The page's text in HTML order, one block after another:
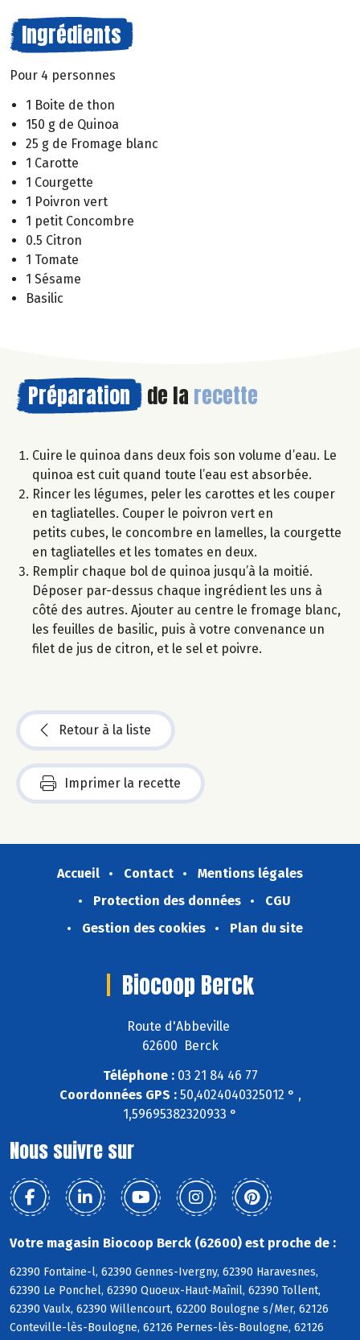
Ingrédients
Pour 4 personnes
1 Boite de thon
150 g de Quinoa
25 g de Fromage blanc
1 Carotte
1 Courgette
1 Poivron vert
1 petit Concombre
0.5 Citron
1 Tomate
1 Sésame
Basilic
Préparation de la recette
Cuire le quinoa dans deux fois son volume d’eau. Le
quinoa est cuit quand toute l’eau est absorbée.
Rincer les légumes, peler les carottes et les couper
en tagliatelles. Couper le poivron vert en
petits cubes, le concombre en lamelles, la courgette
en tagliatelles et les tomates en deux.
Remplir chaque bol de quinoa jusqu’à la moitié.
Déposer par-dessus chaque ingrédient les uns à
côté des autres. Ajouter au centre le fromage blanc,
les feuilles de basilic, puis à votre convenance un
filet de jus de citron, et le sel et poivre.
Retour à la liste
Imprimer la recette
Accueil Contact
Mentions légales
Protection des données
CGU
Gestion des cookies
Plan du site
Biocoop Berck
Route d'Abbeville
62600 Berck
Téléphone :03 21 84 46 77
Coordonnées GPS :50,4024040325012 ° ,
1,59695382320933 °
Nous suivre sur
Votre magasin Biocoop Berck (62600) est proche de :
62390 Fontaine-l, 62390 Gennes-Ivergny, 62390 Haravesnes,
62390 Le Ponchel, 62390 Quoeux-Haut-Maînil, 62390 Tollent,
62390 Vaulx, 62390 Willencourt, 62200 Boulogne s/Mer, 62126
Conteville-lès-Boulogne, 62126 Pernes-lès-Boulogne, 62126